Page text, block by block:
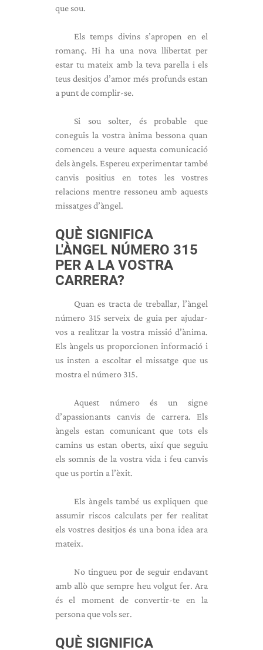
que sou.
Els temps divins s’apropen en el
romanç. Hi ha una nova llibertat per
estar tu mateix amb la teva parella i els
teus desitjos d’amor més profunds estan
a punt de complir-se.
Si sou solter, és probable que
coneguis la vostra ànima bessona quan
comenceu a veure aquesta comunicació
dels àngels. Espereu experimentar també
canvis positius en totes les vostres
relacions mentre ressoneu amb aquests
missatges d’àngel.
QUÈ SIGNIFICA
L'ÀNGEL NÚMERO 315
PER A LA VOSTRA
CARRERA?
Quan es tracta de treballar, l’àngel
número 315 serveix de guia per ajudar-
vos a realitzar la vostra missió d’ànima.
Els àngels us proporcionen informació i
us insten a escoltar el missatge que us
mostra el número 315.
Aquest número és un signe
d’apassionants canvis de carrera. Els
àngels estan comunicant que tots els
camins us estan oberts, així que seguiu
els somnis de la vostra vida i feu canvis
que us portin a l’èxit.
Els àngels també us expliquen que
assumir riscos calculats per fer realitat
els vostres desitjos és una bona idea ara
mateix.
No tingueu por de seguir endavant
amb allò que sempre heu volgut fer. Ara
és el moment de convertir-te en la
persona que vols ser.
QUÈ SIGNIFICA